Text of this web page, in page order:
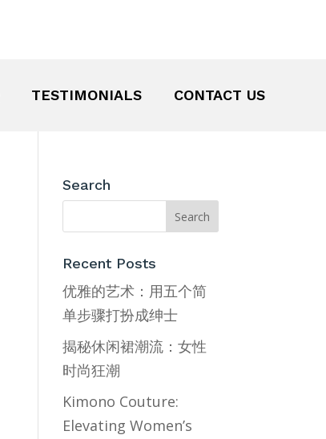
TESTIMONIALS CONTACT US
Search
Recent Posts
优雅的艺术：用五个简
单步骤打扮成绅士
揭秘休闲裙潮流：女性
时尚狂潮
Kimono Couture:
Elevating Women’s